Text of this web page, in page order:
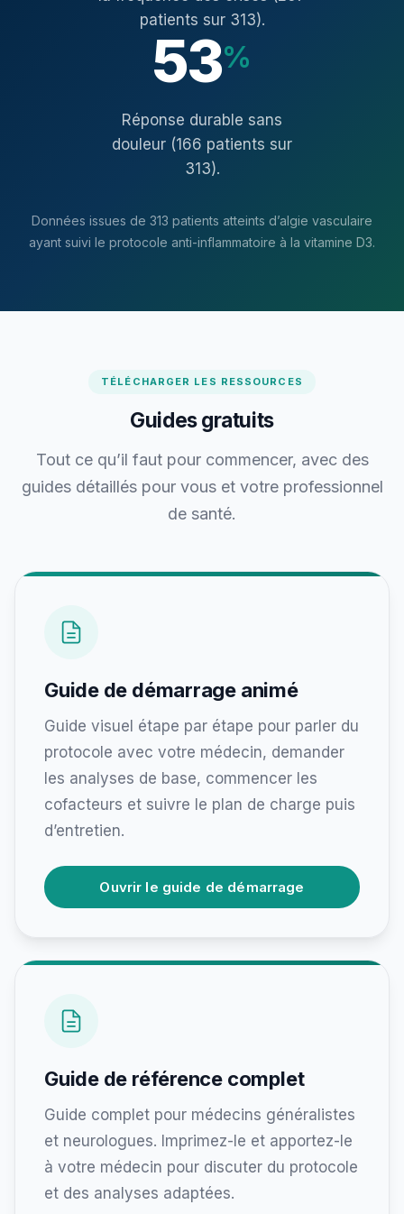
patients sur 313).
53%
Réponse durable sans
douleur (166 patients sur
313).
Données issues de 313 patients atteints d’algie vasculaire
ayant suivi le protocole anti-inflammatoire à la vitamine D3.
TÉLÉCHARGER LES RESSOURCES
Guides gratuits
Tout ce qu’il faut pour commencer, avec des
guides détaillés pour vous et votre professionnel
de santé.
Guide de démarrage animé
Guide visuel étape par étape pour parler du
protocole avec votre médecin, demander
les analyses de base, commencer les
cofacteurs et suivre le plan de charge puis
d’entretien.
Ouvrir le guide de démarrage
Guide de référence complet
Guide complet pour médecins généralistes
et neurologues. Imprimez-le et apportez-le
à votre médecin pour discuter du protocole
et des analyses adaptées.